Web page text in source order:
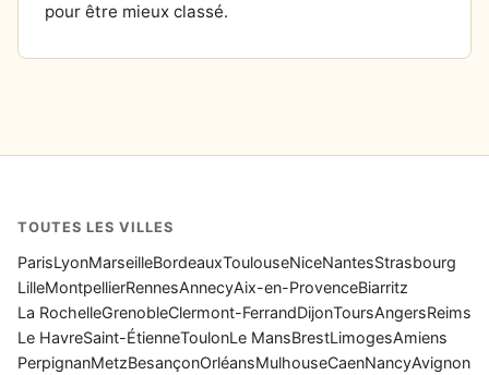
pour être mieux classé.
TOUTES LES VILLES
ParisLyonMarseilleBordeauxToulouseNiceNantesStrasbourg
LilleMontpellierRennesAnnecyAix-en-ProvenceBiarritz
La RochelleGrenobleClermont-FerrandDijonToursAngersReims
Le HavreSaint-ÉtienneToulonLe MansBrestLimogesAmiens
PerpignanMetzBesançonOrléansMulhouseCaenNancyAvignon